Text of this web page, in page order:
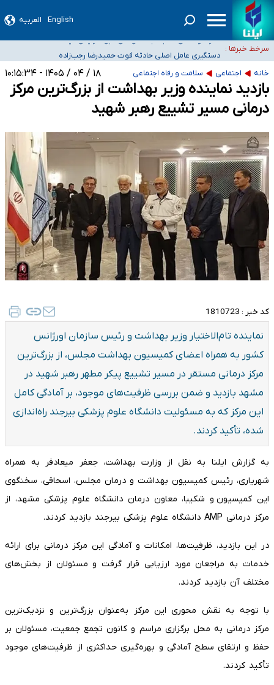
English العربیه
سرخط خبرها :
سیدحسن خمینی عزادار شد
آمار خودکشی نسبت به سال‌های قبل افزایش نیافته است
دستگیری عامل اصلی حادثه فوت حمیدرضا رجب‌زاده
«زیرمیزی» برای داوطلبان پزشکی سراب است/ دریافت‌های غیرمتعارف در شأن پزشکی
و کشورمان نیست/ نظام سلامت جلوی این رویه را بگیرد
خانه اجتماعی سلامت و رفاه اجتماعی ۱۸ / ۰۴ / ۱۴۰۵ - ۱۰:۱۵:۳۴
بازدید نماینده وزیر بهداشت از بزرگ‌ترین مرکز
درمانی مسیر تشییع رهبر شهید
کد خبر : 1810723
نماینده تام‌الاختیار وزیر بهداشت و رئیس سازمان اورژانس
کشور به همراه اعضای کمیسیون بهداشت مجلس، از بزرگ‌ترین
مرکز درمانی مستقر در مسیر تشییع پیکر مطهر رهبر شهید در
مشهد بازدید و ضمن بررسی ظرفیت‌های موجود، بر آمادگی کامل
این مرکز که به مسئولیت دانشگاه علوم پزشکی بیرجند راه‌اندازی
شده، تأکید کردند.
به گزارش ایلنا به نقل از وزارت بهداشت، جعفر میعادفر به همراه
شهریاری، رئیس کمیسیون بهداشت و درمان مجلس، اسحاقی، سخنگوی
این کمیسیون و شکیبا، معاون درمان دانشگاه علوم پزشکی مشهد، از
مرکز درمانی AMP دانشگاه علوم پزشکی بیرجند بازدید کردند.
در این بازدید، ظرفیت‌ها، امکانات و آمادگی این مرکز درمانی برای ارائه
خدمات به مراجعان مورد ارزیابی قرار گرفت و مسئولان از بخش‌های
مختلف آن بازدید کردند.
با توجه به نقش محوری این مرکز به‌عنوان بزرگ‌ترین و نزدیک‌ترین
مرکز درمانی به محل برگزاری مراسم و کانون تجمع جمعیت، مسئولان بر
حفظ و ارتقای سطح آمادگی و بهره‌گیری حداکثری از ظرفیت‌های موجود
تأکید کردند.